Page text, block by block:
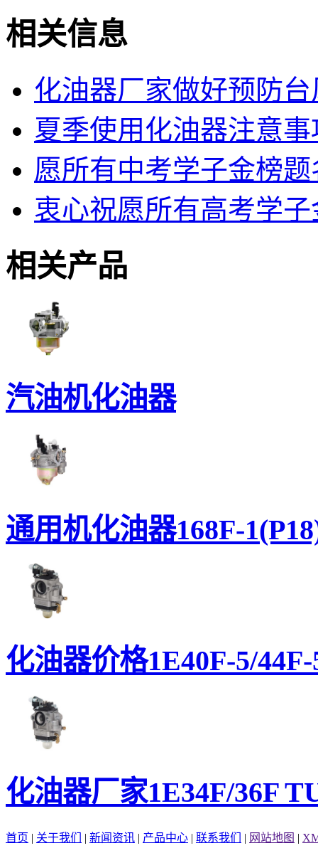
相关信息
化油器厂家做好预防台
夏季使用化油器注意事
愿所有中考学子金榜题
衷心祝愿所有高考学
相关产品
汽油机化油器
通用机化油器168F-
化油器价格1E40F-5/
化油器厂家1E34F/36F
首页 | 关于我们 | 新闻资讯 | 产品中心 | 联系我们 | 网站地图 |